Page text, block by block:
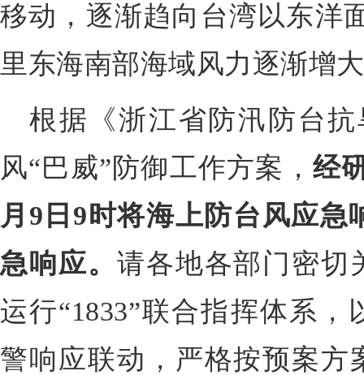
移动，逐渐趋向台湾以东洋
里东海南部海域风力逐渐增
根据《浙江省防汛防台
风“巴威”防御工作方案， 经
月9日9时将海上防台风应
急响应。 请各地各部门密切
运行“1833”联合指挥体系
警响应联动，严格按预案方